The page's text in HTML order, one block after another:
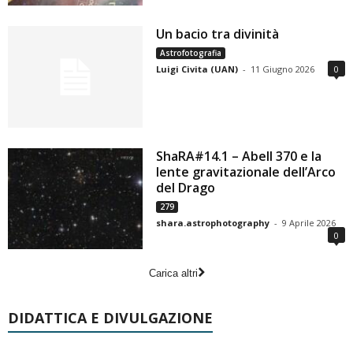
Un bacio tra divinità
Astrofotografia
Luigi Civita (UAN) - 11 Giugno 2026 0
ShaRA#14.1 – Abell 370 e la
lente gravitazionale dell’Arco
del Drago
279
shara.astrophotography - 9 Aprile 2026
0
Carica altri
DIDATTICA E DIVULGAZIONE